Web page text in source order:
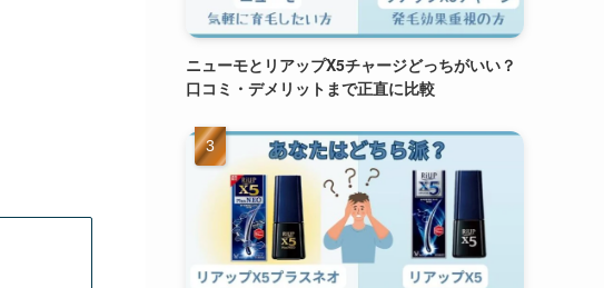
ニューモとリアップX5チャージどっちがいい？
口コミ・デメリットまで正直に比較